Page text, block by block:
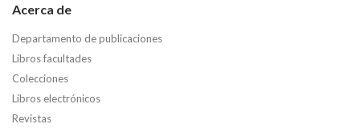
Acerca de
Departamento de publicaciones
Libros facultades
Colecciones
Libros electrónicos
Revistas